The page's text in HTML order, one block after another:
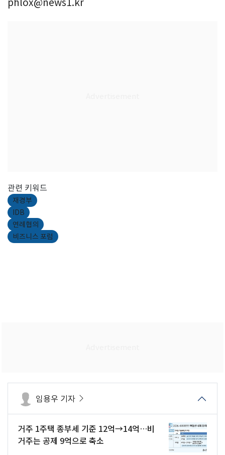
phlox@news1.kr
관련 키워드
재경부
IDB
연례협의
비즈니스 포럼
임용우 기자
거주 1주택 종부세 기준 12억→14억…비
거주는 공제 9억으로 축소